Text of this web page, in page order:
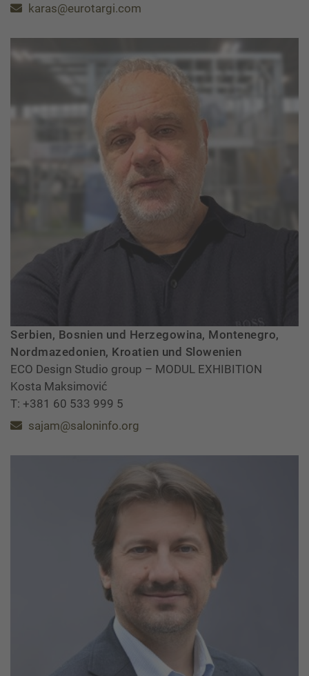
karas@eurotargi.com
Serbien, Bosnien und Herzegowina, Montenegro,
Nordmazedonien, Kroatien und Slowenien
ECO Design Studio group – MODUL EXHIBITION
Kosta Maksimović
T: +381 60 533 999 5
sajam@saloninfo.org